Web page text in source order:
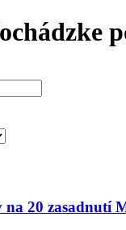
na 20 zasadnutí